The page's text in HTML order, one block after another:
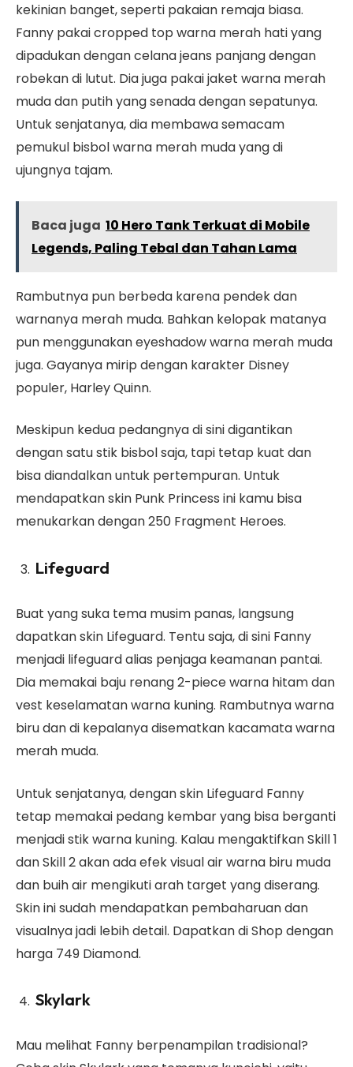
kekinian banget, seperti pakaian remaja biasa.
Fanny pakai cropped top warna merah hati yang
dipadukan dengan celana jeans panjang dengan
robekan di lutut. Dia juga pakai jaket warna merah
muda dan putih yang senada dengan sepatunya.
Untuk senjatanya, dia membawa semacam
pemukul bisbol warna merah muda yang di
ujungnya tajam.
Baca juga 10 Hero Tank Terkuat di Mobile
Legends, Paling Tebal dan Tahan Lama
Rambutnya pun berbeda karena pendek dan
warnanya merah muda. Bahkan kelopak matanya
pun menggunakan eyeshadow warna merah muda
juga. Gayanya mirip dengan karakter Disney
populer, Harley Quinn.
Meskipun kedua pedangnya di sini digantikan
dengan satu stik bisbol saja, tapi tetap kuat dan
bisa diandalkan untuk pertempuran. Untuk
mendapatkan skin Punk Princess ini kamu bisa
menukarkan dengan 250 Fragment Heroes.
Lifeguard
Buat yang suka tema musim panas, langsung
dapatkan skin Lifeguard. Tentu saja, di sini Fanny
menjadi lifeguard alias penjaga keamanan pantai.
Dia memakai baju renang 2-piece warna hitam dan
vest keselamatan warna kuning. Rambutnya warna
biru dan di kepalanya disematkan kacamata warna
merah muda.
Untuk senjatanya, dengan skin Lifeguard Fanny
tetap memakai pedang kembar yang bisa berganti
menjadi stik warna kuning. Kalau mengaktifkan Skill 1
dan Skill 2 akan ada efek visual air warna biru muda
dan buih air mengikuti arah target yang diserang.
Skin ini sudah mendapatkan pembaharuan dan
visualnya jadi lebih detail. Dapatkan di Shop dengan
harga 749 Diamond.
Skylark
Mau melihat Fanny berpenampilan tradisional?